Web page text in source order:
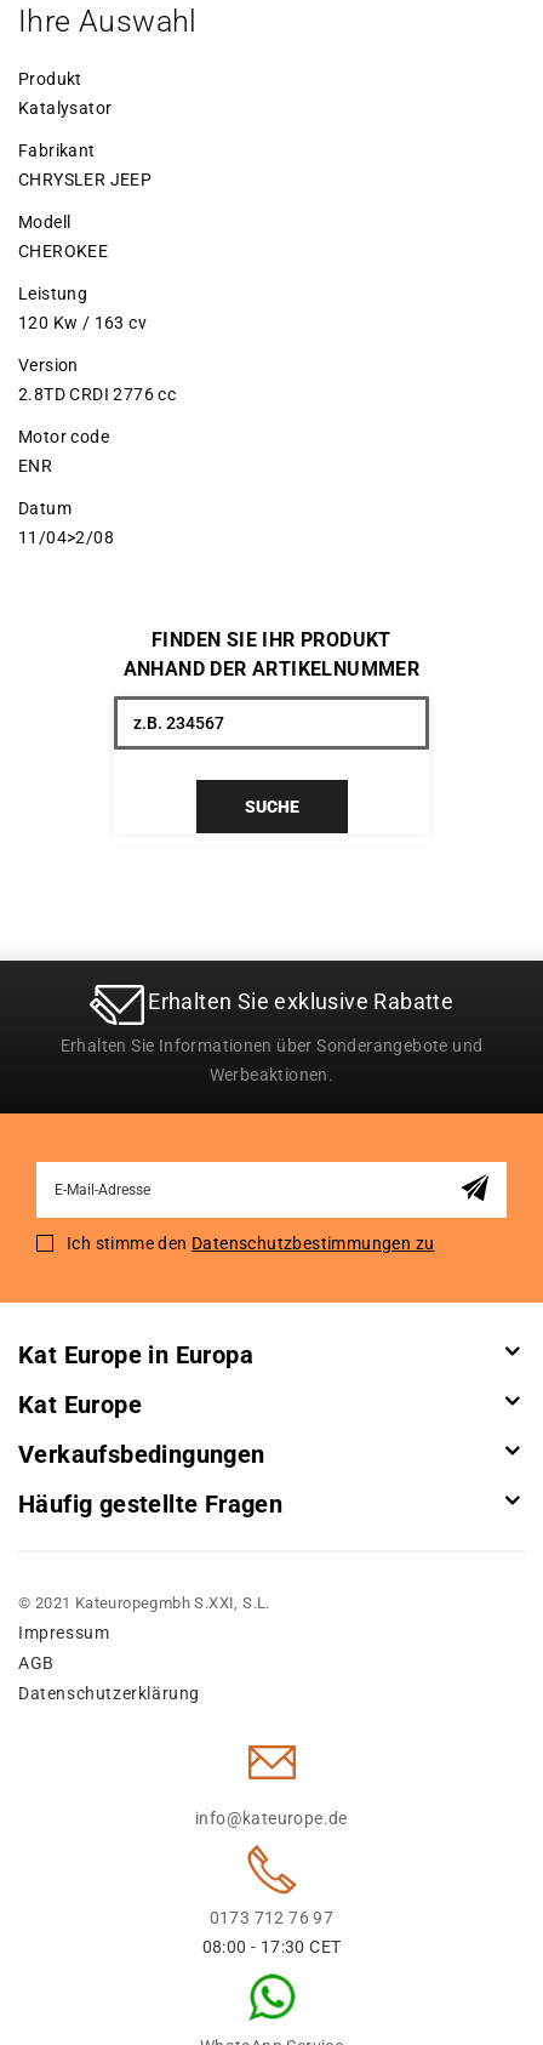
Ihre Auswahl
Produkt
Katalysator
Fabrikant
CHRYSLER JEEP
Modell
CHEROKEE
Leistung
120 Kw / 163 cv
Version
2.8TD CRDI 2776 cc
Motor code
ENR
Datum
11/04>2/08
FINDEN SIE IHR PRODUKT
ANHAND DER ARTIKELNUMMER
SUCHE
Erhalten Sie exklusive Rabatte
Erhalten Sie Informationen über Sonderangebote und
Werbeaktionen.
for
Ich stimme den Datenschutzbestimmungen zu
Kat Europe in Europa
Kat Europe
Verkaufsbedingungen
Häufig gestellte Fragen
© 2021 Kateuropegmbh S.XXI, S.L.
Impressum
AGB
Datenschutzerklärung
info@kateurope.de
0173 712 76 97
08:00 - 17:30 CET